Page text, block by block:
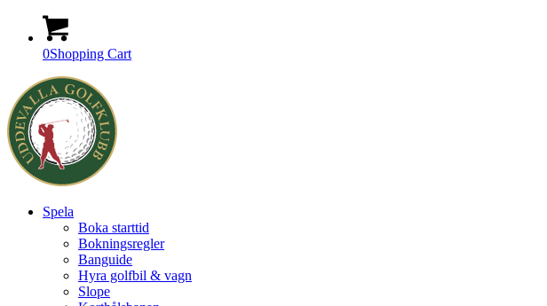
0Shopping Cart
Spela
Boka starttid
Bokningsregler
Banguide
Hyra golfbil & vagn
Slope